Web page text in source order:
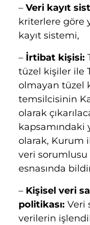
– Veri kayıt
kriterlere göre
kayıt sistemi,
– İrtibat kişisi:
tüzel kişiler ile
olmayan tüzel
temsilcisinin
olarak
olarak, Kurum
veri sorumlusu
esnasında
– Kişisel veri
politikası: Veri
verilerin